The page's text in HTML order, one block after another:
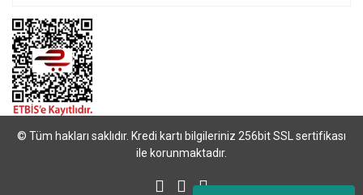
© Tüm hakları saklıdır. Kredi kartı bilgileriniz 256bit SSL sertifikası
ile korunmaktadır.